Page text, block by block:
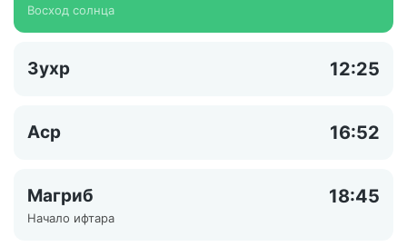
Восход солнца
Зухр 12:25
Аср 16:52
Магриб 18:45
Начало ифтара